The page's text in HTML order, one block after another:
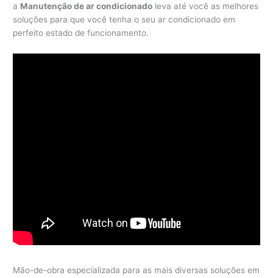
a Manutenção de ar condicionado leva até você as melhores
soluções para que você tenha o seu ar condicionado em
perfeito estado de funcionamento.
Mão-de-obra especializada para as mais diversas soluções em